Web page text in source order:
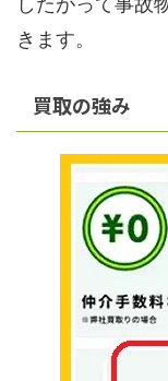
きます。
買取の強み